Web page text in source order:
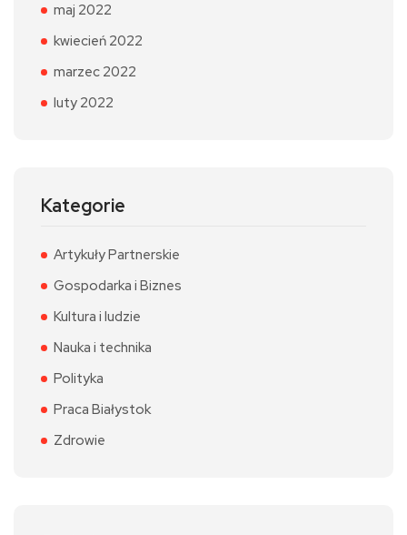
maj 2022
kwiecień 2022
marzec 2022
luty 2022
Kategorie
Artykuły Partnerskie
Gospodarka i Biznes
Kultura i ludzie
Nauka i technika
Polityka
Praca Białystok
Zdrowie